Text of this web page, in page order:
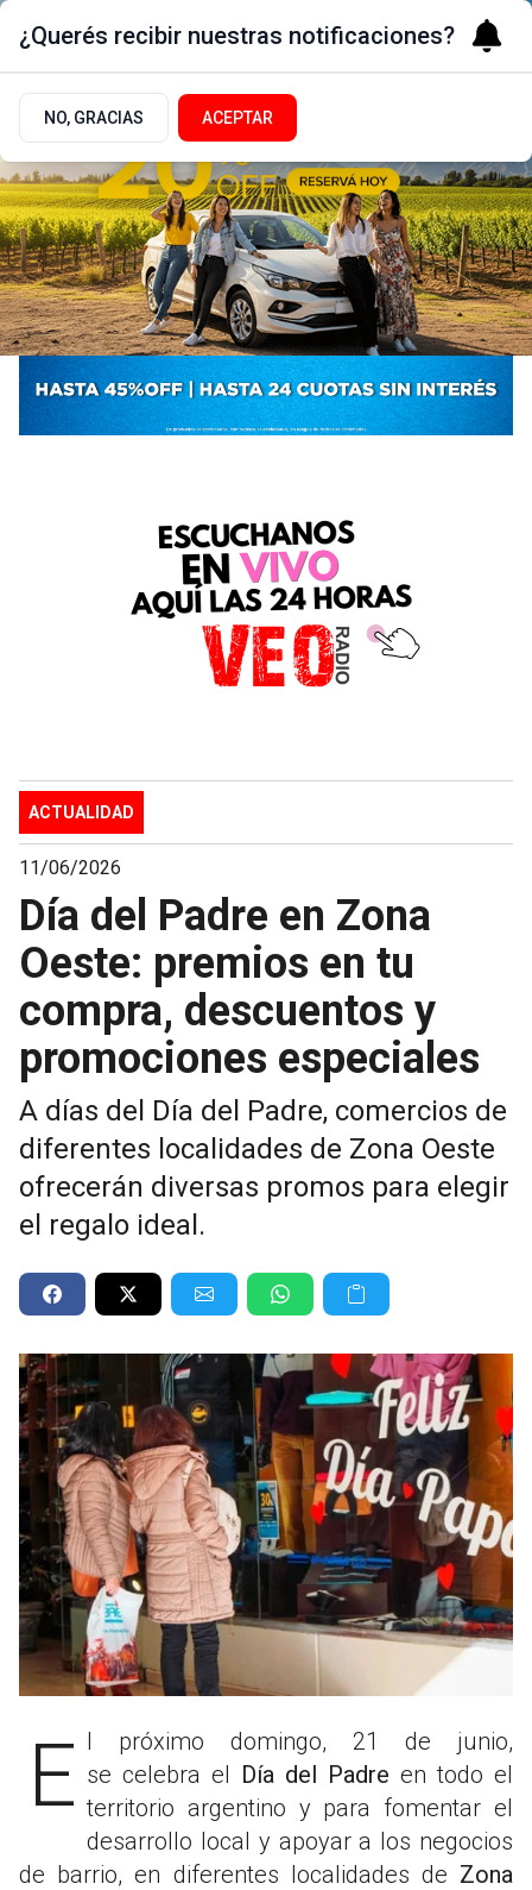
ACTUALIDAD
11/06/2026
Día del Padre en Zona
Oeste: premios en tu
compra, descuentos y
promociones especiales
A días del Día del Padre, comercios de
diferentes localidades de Zona Oeste
ofrecerán diversas promos para elegir
el regalo ideal.
El próximo domingo, 21 de junio, se celebra el Día del Padre en todo el
territorio argentino y para fomentar el
desarrollo local y apoyar a los negocios
de barrio, en diferentes localidades de Zona
¿Querés recibir nuestras notificaciones?
NO, GRACIAS ACEPTAR